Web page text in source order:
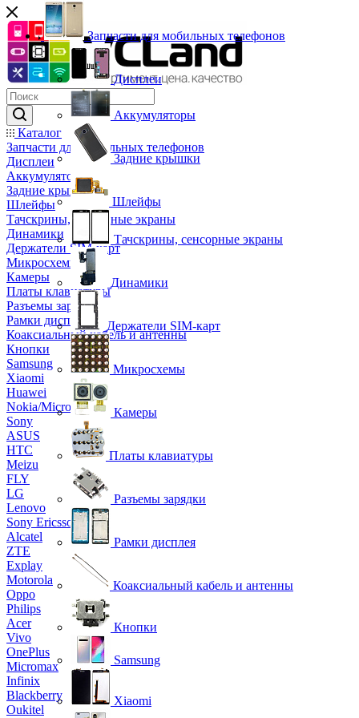
Каталог
Запчасти для мобильных телефонов
Дисплеи
Аккумуляторы
Задние крышки
Шлейфы
Тачскрины, сенсорные экраны
Динамики
Держатели SIM-карт
Микросхемы
Камеры
Платы клавиатуры
Разъемы зарядки
Рамки дисплея
Коаксиальный кабель и антенны
Кнопки
Samsung
Xiaomi
Huawei
Nokia/Microsoft
Sony
ASUS
HTC
Meizu
FLY
LG
Lenovo
Sony Ericsson
Alcatel
ZTE
Explay
Motorola
Oppo
Philips
Acer
Vivo
OnePlus
Micromax
Infinix
Blackberry
Oukitel
Запчасти для мобильных телефонов
Дисплеи
Аккумуляторы
Задние крышки
Шлейфы
Тачскрины, сенсорные экраны
Динамики
Держатели SIM-карт
Микросхемы
Камеры
Платы клавиатуры
Разъемы зарядки
Рамки дисплея
Коаксиальный кабель и антенны
Кнопки
Samsung
Xiaomi